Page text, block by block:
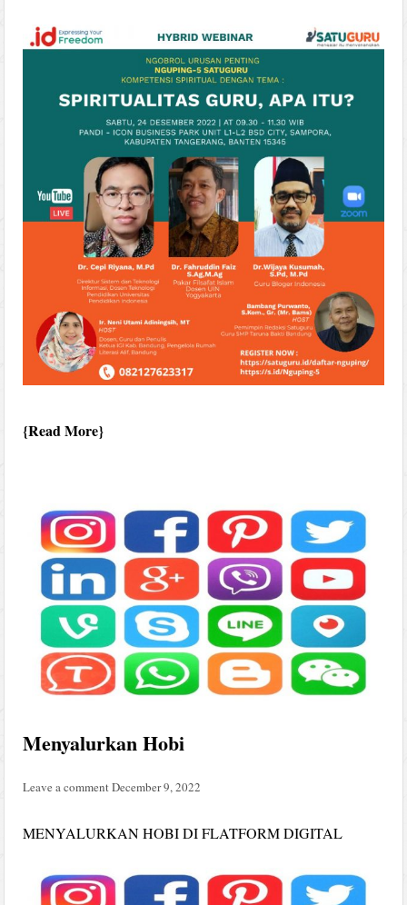
Read More
Menyalurkan Hobi
Leave a commentDecember 9, 2022
MENYALURKAN HOBI DI FLATFORM DIGITAL